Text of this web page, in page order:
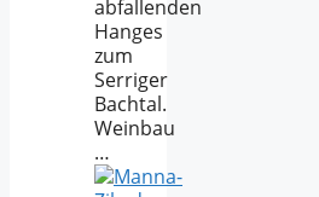
abfallenden
Hanges
zum
Serriger
Bachtal.
Weinbau
…